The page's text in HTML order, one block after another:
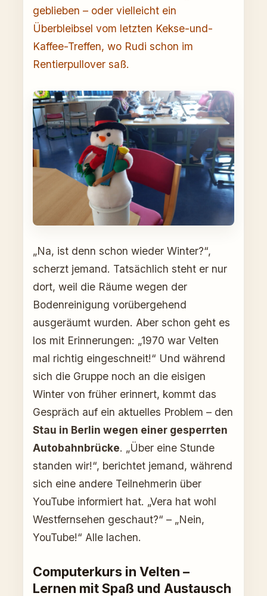
geblieben – oder vielleicht ein
Überbleibsel vom letzten Kekse-und-
Kaffee-Treffen, wo Rudi schon im
Rentierpullover saß.
„Na, ist denn schon wieder Winter?“,
scherzt jemand. Tatsächlich steht er nur
dort, weil die Räume wegen der
Bodenreinigung vorübergehend
ausgeräumt wurden. Aber schon geht es
los mit Erinnerungen: „1970 war Velten
mal richtig eingeschneit!“ Und während
sich die Gruppe noch an die eisigen
Winter von früher erinnert, kommt das
Gespräch auf ein aktuelles Problem – den
Stau in Berlin wegen einer gesperrten
Autobahnbrücke. „Über eine Stunde
standen wir!“, berichtet jemand, während
sich eine andere Teilnehmerin über
YouTube informiert hat. „Vera hat wohl
Westfernsehen geschaut?“ – „Nein,
YouTube!“ Alle lachen.
Computerkurs in Velten –
Lernen mit Spaß und Austausch